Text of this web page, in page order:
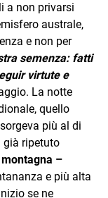
a non privarsi
australe,
e non per
semenza: fatti
virtute e
La notte
quello
più al di
già ripetuto
–
e più alta
se ne